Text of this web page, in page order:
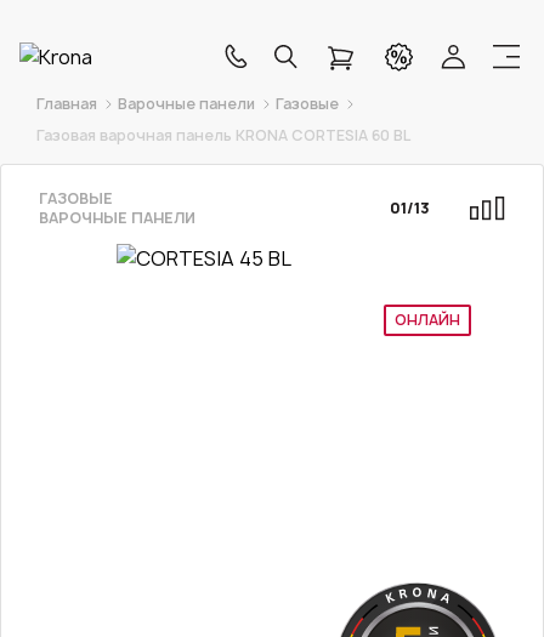
Главная Варочные панели
Газовые
Газовая варочная панель KRONA CORTESIA 60 BL
ОНЛАЙН
ГАЗОВЫЕ
ВАРОЧНЫЕ ПАНЕЛИ
01/13